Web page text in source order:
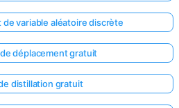
variable aléatoire discrète
déplacement gratuit
distillation gratuit